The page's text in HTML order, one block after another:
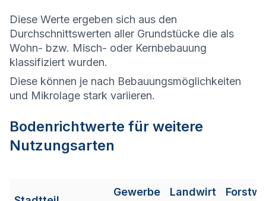
Diese Werte ergeben sich aus den
Durchschnittswerten aller Grundstücke die als
Wohn- bzw. Misch- oder Kernbebauung
klassifiziert wurden.
Diese können je nach Bebauungsmöglichkeiten
und Mikrolage stark variieren.
Bodenrichtwerte für weitere
Nutzungsarten
Gewerbe
Landwirt